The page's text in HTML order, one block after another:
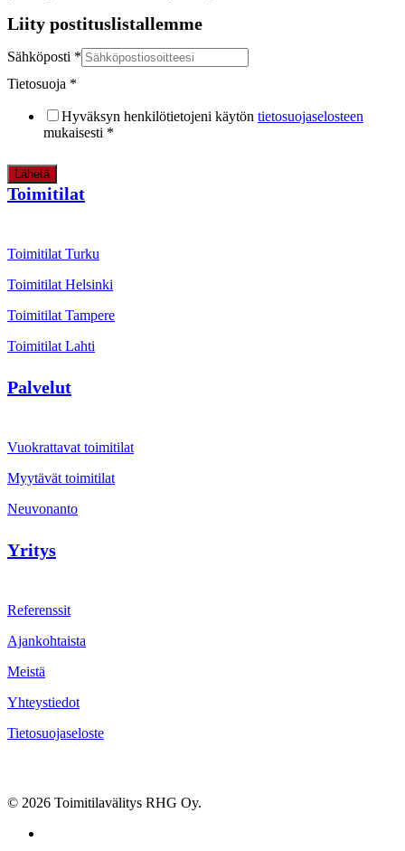
Liity postituslistallemme
Sähköposti *
Tietosuoja *
Hyväksyn henkilötietojeni käytön tietosuojaselosteen
mukaisesti *
Lähetä
Toimitilat
Toimitilat Turku
Toimitilat Helsinki
Toimitilat Tampere
Toimitilat Lahti
Palvelut
Vuokrattavat toimitilat
Myytävät toimitilat
Neuvonanto
Yritys
Referenssit
Ajankohtaista
Meistä
Yhteystiedot
Tietosuojaseloste
© 2026 Toimitilavälitys RHG Oy.